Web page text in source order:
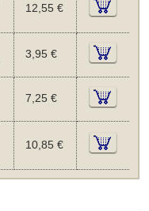
12,55 €
3,95 €
7,25 €
10,85 €